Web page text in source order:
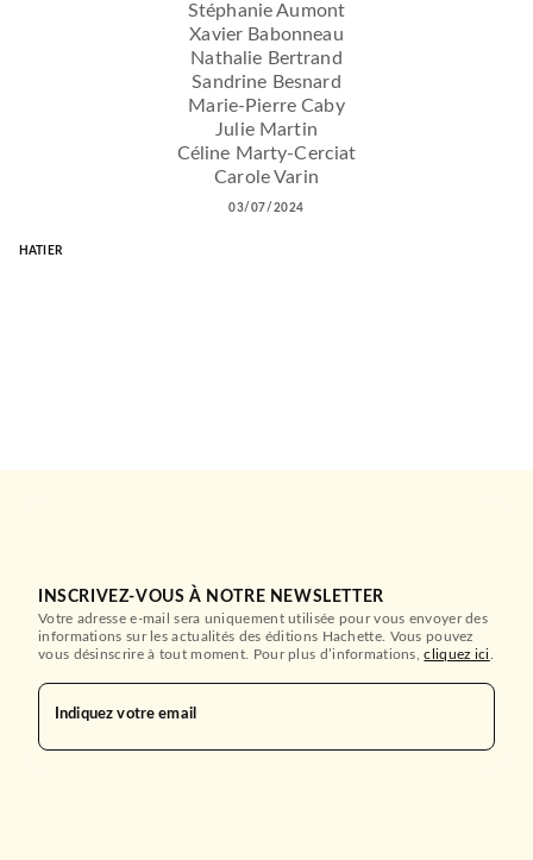
Stéphanie Aumont
Xavier Babonneau
Nathalie Bertrand
Sandrine Besnard
Marie-Pierre Caby
Julie Martin
Céline Marty-Cerciat
Carole Varin
03/07/2024
HATIER
INSCRIVEZ-VOUS À NOTRE NEWSLETTER
Votre adresse e-mail sera uniquement utilisée pour vous envoyer des
informations sur les actualités des éditions Hachette. Vous pouvez
vous désinscrire à tout moment. Pour plus d’informations,cliquez ici
Indiquez votre email